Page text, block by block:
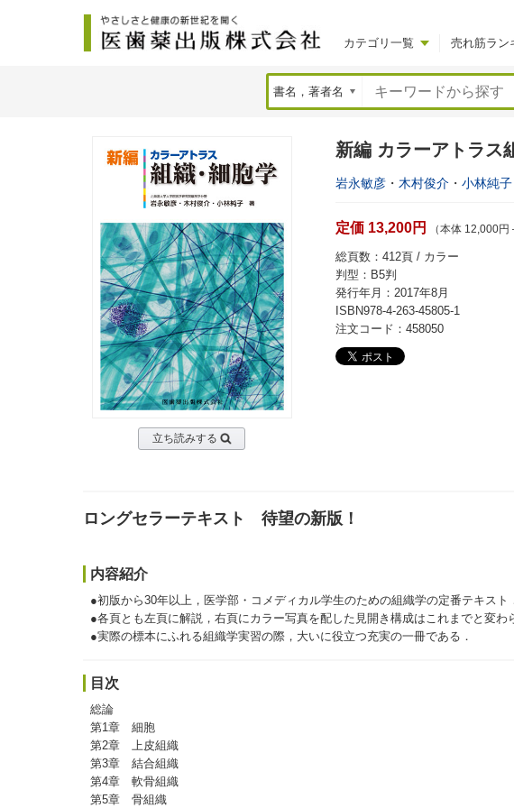
カテゴリ一覧 売れ筋ラン
立ち読みする
新編 カラーアトラス
岩永敏彦 ・ 木村俊介 ・ 小林純子
定価 13,200円 （本体 12,000円
総頁数：412頁 / カラー
判型：B5判
発行年月：2017年8月
ISBN978-4-263-45805-1
注文コード：458050
ロングセラーテキスト 待望の新版！
内容紹介
●初版から30年以上，医学部・コメディカル学生のための組織学の定番テキスト
●各頁とも左頁に解説，右頁にカラー写真を配した見開き構成はこれまでと変
●実際の標本にふれる組織学実習の際，大いに役立つ充実の一冊である．
目次
総論
第1章 細胞
第2章 上皮組織
第3章 結合組織
第4章 軟骨組織
第5章 骨組織